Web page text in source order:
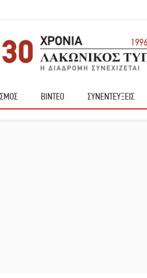
ΒΙΝΤΕΟ ΣΥΝΕΝΤΕΥΞΕΙΣ